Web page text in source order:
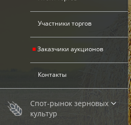
Участники торгов
Заказчики аукционов
Контакты
Спот-рынок зерновых
культур